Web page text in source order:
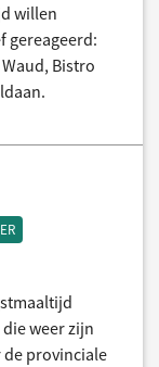
willen
gereageerd:
Bistro
weer zijn
de provinciale